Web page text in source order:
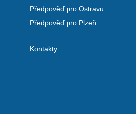
Předpověď pro Ostravu
Předpověď pro Plzeň
Kontakty